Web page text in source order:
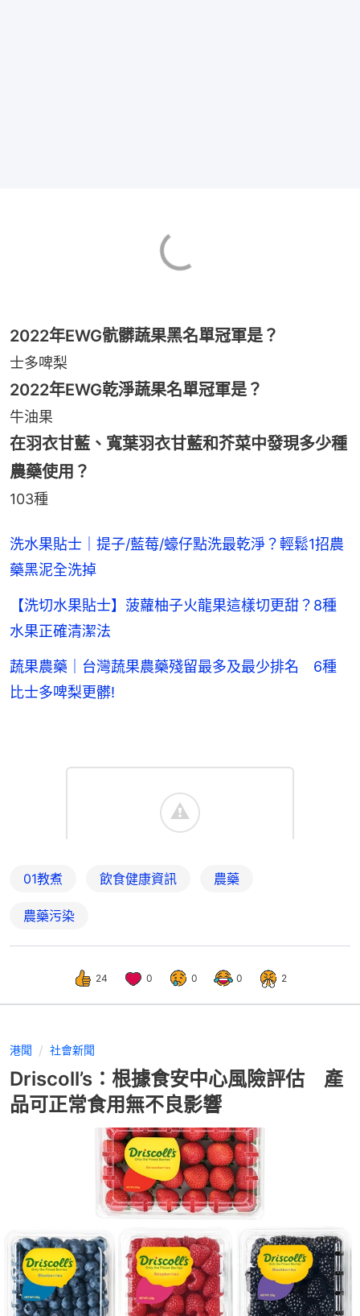
2022年EWG骯髒蔬果黑名單冠軍是？
士多啤梨
2022年EWG乾淨蔬果名單冠軍是？
牛油果
在羽衣甘藍、寬葉羽衣甘藍和芥菜中發現多少種
農藥使用？
103種
洗水果貼士｜提子/藍莓/蠔仔點洗最乾淨？輕鬆1招農
藥黑泥全洗掉
【洗切水果貼士】菠蘿柚子火龍果這樣切更甜？8種
水果正確清潔法
蔬果農藥｜台灣蔬果農藥殘留最多及最少排名 6種
比士多啤梨更髒!
01教煮 飲食健康資訊 農藥
農藥污染
24 0 0 0 2
港聞 社會新聞
Driscoll’s：根據食安中心風險評估 產
品可正常食用無不良影響